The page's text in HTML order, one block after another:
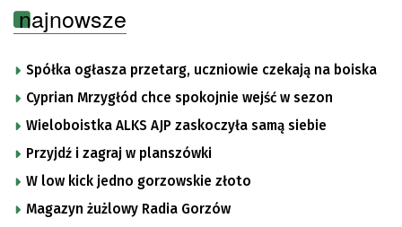
najnowsze
Spółka ogłasza przetarg, uczniowie czekają na boiska
Cyprian Mrzygłód chce spokojnie wejść w sezon
Wieloboistka ALKS AJP zaskoczyła samą siebie
Przyjdź i zagraj w planszówki
W low kick jedno gorzowskie złoto
Magazyn żużlowy Radia Gorzów